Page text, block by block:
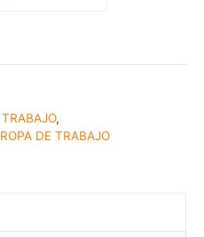
,
ROPA DE TRABAJO